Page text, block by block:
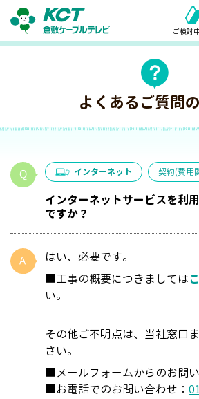
ご検討
よくあるご質問
インターネット 契約(費用
インターネットサービスを利
ですか？
はい、必要です。
■工事の概要につきましては
い。
その他ご不明点は、当社窓口
さい。
■メールフォームからのお問
■お電話でのお問い合わせ：